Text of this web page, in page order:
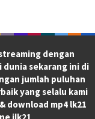
dengan
sekarang ini di
jumlah puluhan
yang selalu kami
download mp4 lk21
ilk21